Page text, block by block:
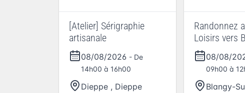
[Atelier] Sérigraphie
artisanale
08/08/2026 - De
14h00 à 16h00
Dieppe , Dieppe
Randonnez
Loisirs vers
08/08/
09h00 à
Blangy-